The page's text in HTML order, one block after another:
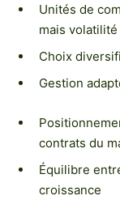
Unités de
mais
Choix
Gestion
contrats du
Équilibre
croissance